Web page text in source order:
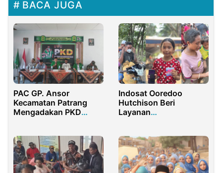
BACA JUGA
PAC GP. Ansor
Kecamatan Patrang
Mengadakan PKD
Indosat Ooredoo
Hutchison Beri
Layanan
bagi Korban Erupsi
Lewotobi